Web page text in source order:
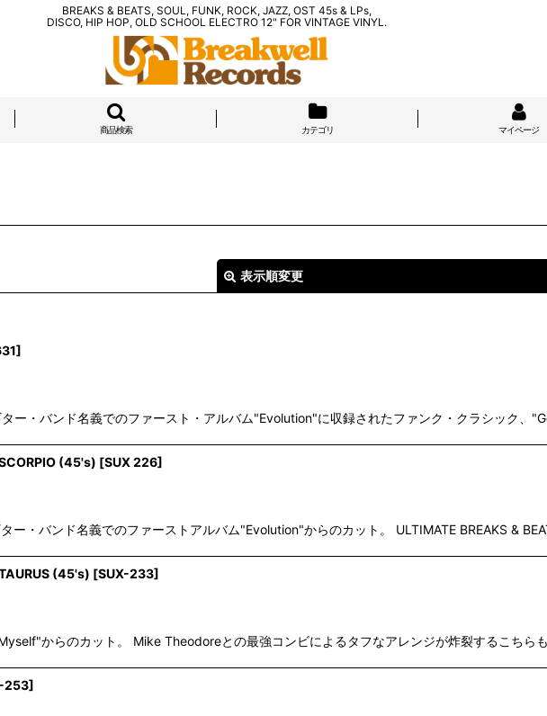
BREAKS & BEATS, SOUL, FUNK, ROCK, JAZZ, OST 45s & LPs,
DISCO, HIP HOP, OLD SCHOOL ELECTRO 12" FOR VINTAGE VINYL.
商品検索 カテゴリ マイページ
表示順変更
]
ー・バンド名義でのファースト・アルバム"Evolution"に収録されたファンク・クラシック、
(45's) [SUX 226]
ー・バンド名義でのファーストアルバム"Evolution"からのカット。 ULTIMATE BREAKS &
(45's) [SUX-233]
からのカット。 Mike Theodoreとの最強コンビによるタフなアレンジが炸裂するこちら
253]